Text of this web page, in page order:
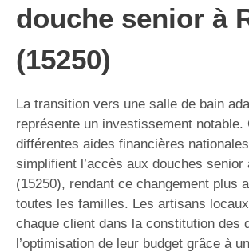
douche senior à
(15250)
La transition vers une salle de bain
représente un investissement notable.
différentes aides financières
simplifient l’accès aux douches senior
(15250), rendant ce changement plus
toutes les familles. Les artisans
chaque client dans la constitution des
l’optimisation de leur budget grâce à